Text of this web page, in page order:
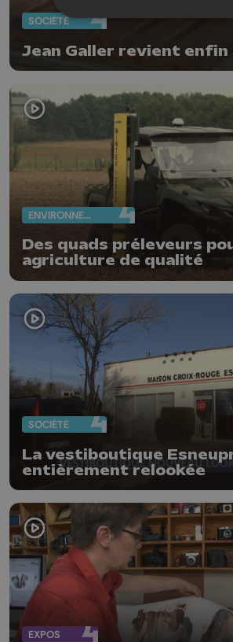
SOCIÉTÉ
Jean Galler revient enfin
ENVIRONNEMENT
Des quads préleveurs
agriculture de qualité
SOCIÉTÉ
La vestiboutique
entièrement relookée
EXPOS